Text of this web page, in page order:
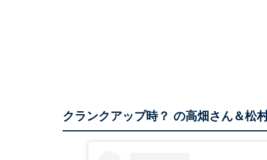
クランクアップ時？ の高畑さん＆松